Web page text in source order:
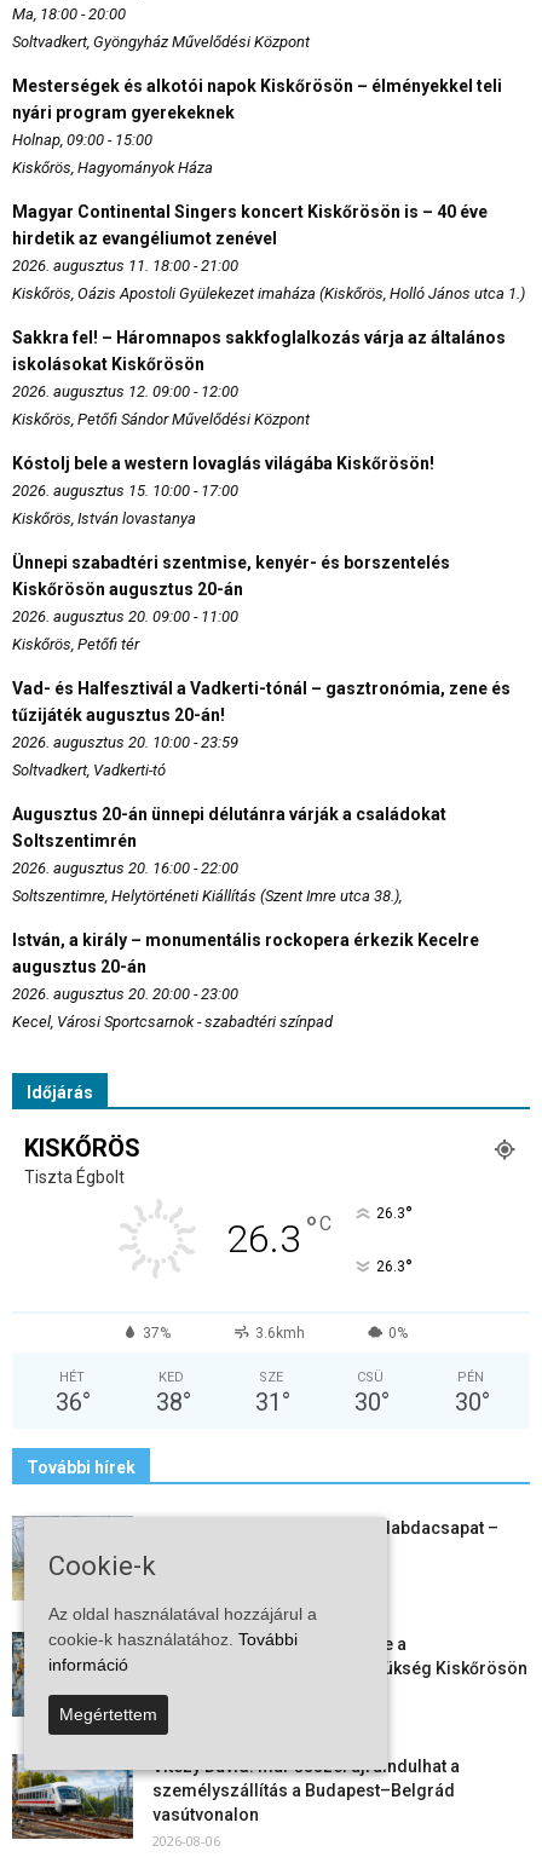
Ma, 18:00 - 20:00
Soltvadkert, Gyöngyház Művelődési Központ
Mesterségek és alkotói napok Kiskőrösön – élményekkel teli
nyári program gyerekeknek
Holnap, 09:00 - 15:00
Kiskőrös, Hagyományok Háza
Magyar Continental Singers koncert Kiskőrösön is – 40 éve
hirdetik az evangéliumot zenével
2026. augusztus 11. 18:00 - 21:00
Kiskőrös, Oázis Apostoli Gyülekezet imaháza (Kiskőrös, Holló János utca 1.)
Sakkra fel! – Háromnapos sakkfoglalkozás várja az általános
iskolásokat Kiskőrösön
2026. augusztus 12. 09:00 - 12:00
Kiskőrös, Petőfi Sándor Művelődési Központ
Kóstolj bele a western lovaglás világába Kiskőrösön!
2026. augusztus 15. 10:00 - 17:00
Kiskőrös, István lovastanya
Ünnepi szabadtéri szentmise, kenyér- és borszentelés
Kiskőrösön augusztus 20-án
2026. augusztus 20. 09:00 - 11:00
Kiskőrös, Petőfi tér
Vad- és Halfesztivál a Vadkerti-tónál – gasztronómia, zene és
tűzijáték augusztus 20-án!
2026. augusztus 20. 10:00 - 23:59
Soltvadkert, Vadkerti-tó
Augusztus 20-án ünnepi délutánra várják a családokat
Soltszentimrén
2026. augusztus 20. 16:00 - 22:00
Soltszentimre, Helytörténeti Kiállítás (Szent Imre utca 38.),
István, a király – monumentális rockopera érkezik Kecelre
augusztus 20-án
2026. augusztus 20. 20:00 - 23:00
Kecel, Városi Sportcsarnok - szabadtéri színpad
Időjárás
KISKŐRÖS
Tiszta Égbolt
26.3 °C 26.3°
26.3°
37% 3.6kmh 0%
HÉT
36°
KED
38°
SZE
31 °
CSÜ
30°
PÉN
30°
További hírek
Megszűnt a kiskőrösi női kézilabdacsapat –
2026-08-08
Aktuális állásajánlatok: ezekre a
munkavállalókra van most szükség Kiskőrösön
és a...
2026-08-07
Vitézy Dávid: már ősszel újraindulhat a
személyszállítás a Budapest–Belgrád
vasútvonalon
2026-08-06
Cookie-k
Az oldal használatával hozzájárul a
cookie-k használatához. További
információ
Megértettem